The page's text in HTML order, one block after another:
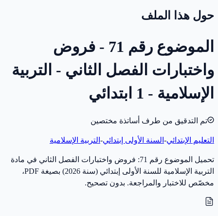
حول هذا الملف
الموضوع رقم 71 - فروض
واختبارات الفصل الثاني - التربية
الإسلامية - 1 ابتدائي
تم التدقيق من طرف أساتذة مختصين
التعليم الإبتدائي- السنة الأولى إبتدائي- التربية الإسلامية
تحميل الموضوع رقم 71: فروض واختبارات الفصل الثاني في مادة
التربية الإسلامية للسنة الأولى إبتدائي (سنة 2026) بصيغة PDF،
مخصّص للاختبار والمراجعة. بدون تصحيح.